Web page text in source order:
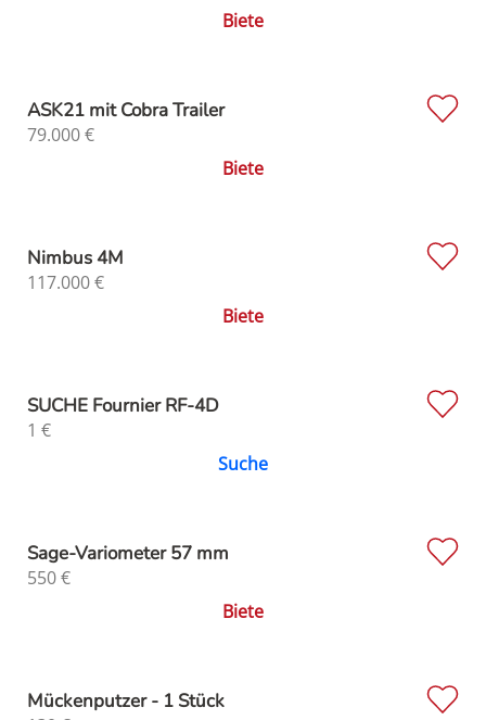
Biete
ASK21 mit Cobra Trailer
79.000€
Biete
Nimbus 4M
117.000€
Biete
SUCHE Fournier RF-4D
1 €
Suche
Sage-Variometer 57 mm
550€
Biete
Mückenputzer - 1 Stück